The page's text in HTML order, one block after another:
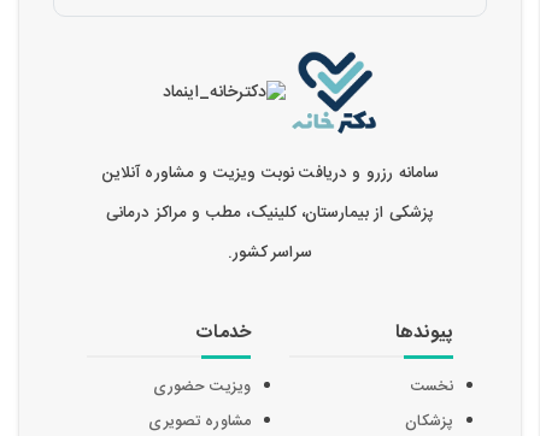
سامانه رزرو و دریافت نوبت ویزیت و مشاوره آنلاین
پزشکی از بیمارستان، کلینیک، مطب و مراکز درمانی
سراسر کشور.
پیوندها
نخست
پزشکان
خدمات
ویزیت حضوری
مشاوره تصویری